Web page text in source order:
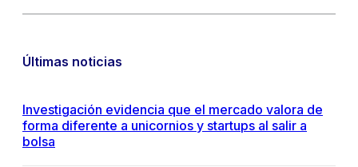
Últimas noticias
Investigación evidencia que el mercado valora de
forma diferente a unicornios y startups al salir a
bolsa